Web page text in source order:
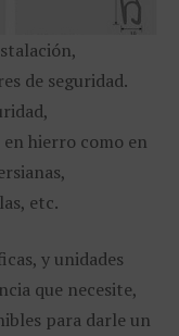
de seguridad.
hierro como en
etc.
y unidades
que necesite,
para darle un